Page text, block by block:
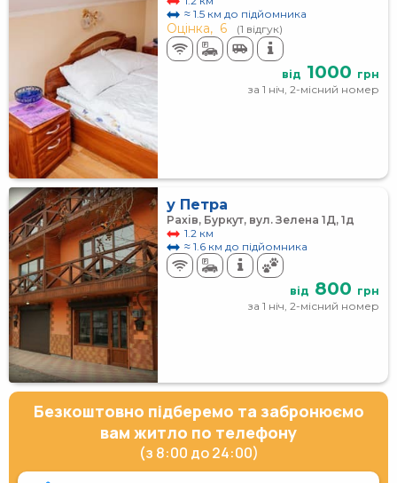
≈ 1.5 км до підйомника
Оцінка, 6 (1 відгук)
від 1000 грн
за 1 ніч, 2-місний номер
у Петра
Рахів, Буркут, вул. Зелена 1Д, 1д
1.2 км
≈ 1.6 км до підйомника
від 800 грн
за 1 ніч, 2-місний номер
Безкоштовно підберемо та забронюємо
вам житло по телефону
(з 8:00 до 24:00)